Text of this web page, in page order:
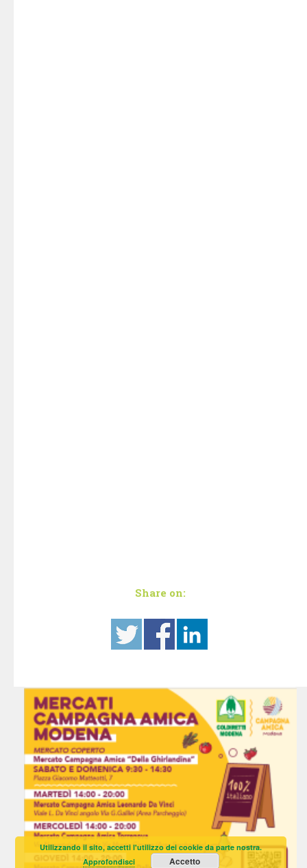
Share on:
Utilizzando il sito, accetti l'utilizzo dei cookie da parte nostra.
Approfondisci
Accetto